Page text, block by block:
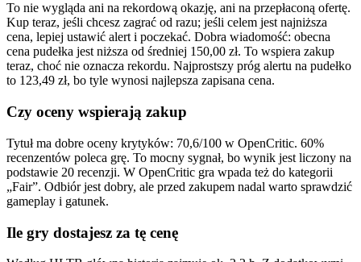
To nie wygląda ani na rekordową okazję, ani na przepłaconą ofertę.
Kup teraz, jeśli chcesz zagrać od razu; jeśli celem jest najniższa
cena, lepiej ustawić alert i poczekać. Dobra wiadomość: obecna
cena pudełka jest niższa od średniej 150,00 zł. To wspiera zakup
teraz, choć nie oznacza rekordu. Najprostszy próg alertu na pudełko
to 123,49 zł, bo tyle wynosi najlepsza zapisana cena.
Czy oceny wspierają zakup
Tytuł ma dobre oceny krytyków: 70,6/100 w OpenCritic. 60%
recenzentów poleca grę. To mocny sygnał, bo wynik jest liczony na
podstawie 20 recenzji. W OpenCritic gra wpada też do kategorii
„Fair”. Odbiór jest dobry, ale przed zakupem nadal warto sprawdzić
gameplay i gatunek.
Ile gry dostajesz za tę cenę